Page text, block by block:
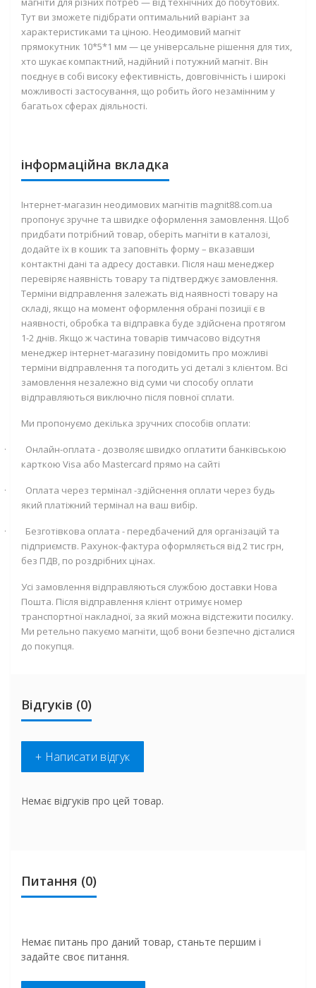
Тут ви зможете підібрати оптимальний варіант за
характеристиками та ціною. Неодимовий магніт
прямокутник 10*5*1 мм — це універсальне рішення для тих,
хто шукає компактний, надійний і потужний магніт. Він
поєднує в собі високу ефективність, довговічність і широкі
можливості застосування, що робить його незамінним у
багатьох сферах діяльності.
інформаційна вкладка
Інтернет-магазин неодимових магнітів magnit88.com.ua
пропонує зручне та швидке оформлення замовлення. Щоб
придбати потрібний товар, оберіть магніти в каталозі,
додайте їх в кошик та заповніть форму – вказавши
контактні дані та адресу доставки. Після наш менеджер
перевіряє наявність товару та підтверджує замовлення.
Терміни відправлення залежать від наявності товару на
складі, якщо на момент оформлення обрані позиції є в
наявності, обробка та відправка буде здійснена протягом
1-2 днів. Якщо ж частина товарів тимчасово відсутня
менеджер інтернет-магазину повідомить про можливі
терміни відправлення та погодить усі деталі з клієнтом. Всі
замовлення незалежно від суми чи способу оплати
відправляються виключно після повної сплати.
Ми пропонуємо декілька зручних способів оплати:
·
Онлайн-оплата - дозволяє швидко оплатити банківською
карткою Visa або Mastercard прямо на сайті
·
Оплата через термінал -здійснення оплати через будь
який платіжний термінал на ваш вибір.
·
Безготівкова оплата - передбачений для організацій та
підприємств. Рахунок-фактура оформляється від 2 тис грн,
без ПДВ, по роздрібних цінах.
Усі замовлення відправляються службою доставки Нова
Пошта. Після відправлення клієнт отримує номер
транспортної накладної, за який можна відстежити посилку.
Ми ретельно пакуємо магніти, щоб вони безпечно дісталися
до покупця.
Відгуків (0)
+ Написати відгук
Немає відгуків про цей товар.
Питання (0)
Немає питань про даний товар, станьте першим і
задайте своє питання.